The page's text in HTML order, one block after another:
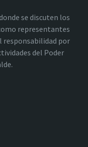
se discuten los
representantes
responsabilidad por
del Poder